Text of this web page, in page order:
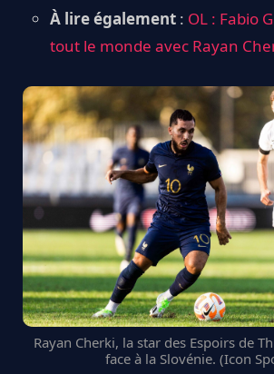
À lire également : OL : Fabio
tout le monde avec Rayan
Rayan Cherki, la star des Espoirs de
face à la Slovénie. (Icon